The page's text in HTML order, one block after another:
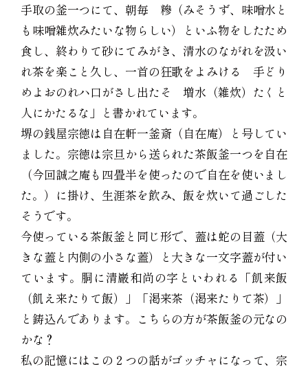
手取の釜一つにて、朝毎 糝（みそうず、味噌水と
も味噌雑炊みたいな物らしい）といふ物をしたため
食し、終わりて砂にてみがき、清水のながれを汲い
れ茶を楽こと久し、一首の狂歌をよみける 手どり
めよおのれハ口がさし出たそ 増水（雑炊）たくと
人にかたるな」と書かれています。
堺の銭屋宗徳は自在軒一釜斎（自在庵）と号してい
ました。宗徳は宗旦から送られた茶飯釜一つを自在
（今回誠之庵も四畳半を使ったので自在を使いまし
た。）に掛け、生涯茶を飲み、飯を炊いて過ごした
そうです。
今使っている茶飯釜と同じ形で、蓋は蛇の目蓋（大
きな蓋と内側の小さな蓋）と大きな一文字蓋が付い
ています。胴に清巌和尚の字といわれる「飢来飯
（飢え来たりて飯）」「渇来茶（渇来たりて茶）」
と鋳込んであります。こちらの方が茶飯釜の元なの
かな？
私の記憶にはこの２つの話がゴッチャになって、宗